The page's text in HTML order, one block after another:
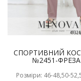
СПОРТИВНИЙ
№2451-ФРЕЗА
Розміри: 46-48,50-